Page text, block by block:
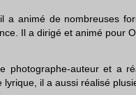
a animé de nombreuses
Il a dirigé et animé pour
photographe-auteur et a
lyrique, il a aussi réalisé